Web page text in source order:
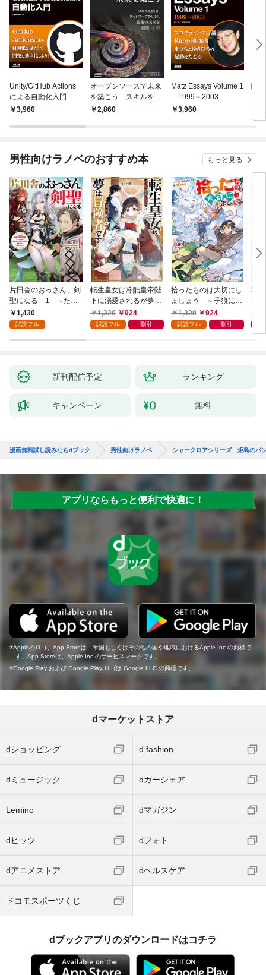
Unity/GitHub Actions
による自動化入門
3,960
オープンソースで未来
を築こう スキルを磨
き、ネットワークを広
2,860
Matz Essays Volume 1
1999～2003
3,960
の
男性向けラノベのおすすめ本 もっと見る
片田舎のおっさん、剣
聖になる 1 ～ただ
の田舎の剣術師範だっ
たのに、大成した弟子
ない件～
1,430
試読フル
転生皇女は冷酷皇帝陛
下に溺愛されるが夢は
冒険者です！
1,320 924
試読フル 割引
拾ったものは大切にし
ましょう ～子狼に気
に入られた男の転移物
語～
1,320 924
試読フル 割引
弱
て
～
新刊配信予定 ランキング
キャンペーン 無料
漫画無料試し読みならdブック 男性向けラノベ シャークロアシリーズ 炬島のパ
アプリならもっと便利で快適に！
Appleのロゴ、App Storeは、米国もしくはその他の国や地域におけるApple Inc.の商標で
す。App Storeは、Apple Inc.のサービスマークです。
Google Play および Google Play ロゴは Google LLC の商標です。
dマーケットストア
dショッピング d fashion
dミュージック dカーシェア
Lemino dマガジン
dヒッツ dフォト
dアニメストア dヘルスケア
ドコモスポーツくじ
dブックアプリのダウンロードはコチラ